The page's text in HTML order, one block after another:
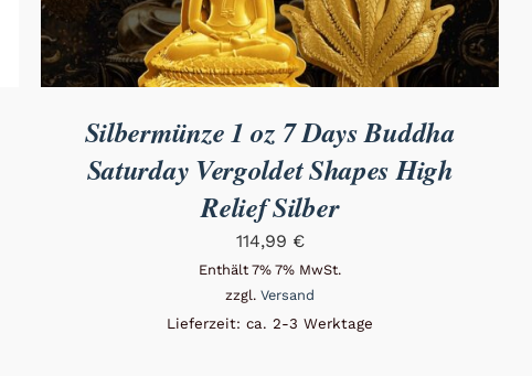
Silbermünze 1 oz 7 Days Buddha
Saturday Vergoldet Shapes High
Relief Silber
114,99 €
Enthält 7% 7% MwSt.
zzgl.Versand
Lieferzeit: ca. 2-3 Werktage